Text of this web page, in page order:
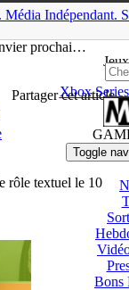
Média Indépendant.
Jeux
Xbox
Toggle
Bons
prochai…
Partager cet article
rôle textuel le 10